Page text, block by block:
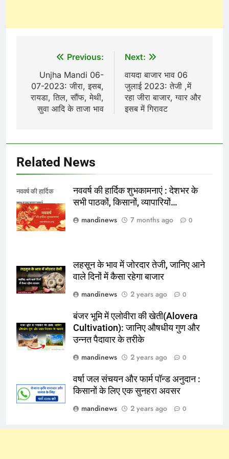
navigation
Previous:
Unjha Mandi 06-
07-2023: जीरा, इसब,
रायडा, तिल, सौंफ, मेथी,
सुवा आदि के ताजा भाव
Next:
वायदा बाजार भाव 06
जुलाई 2023: तेजी ,में
रहा जीरा बाजार, ग्वार और
इसब में गिरावट
Related News
नववर्ष की हार्दिक
शुभकामनाएं
नववर्ष की हार्दिक शुभकामनाएं : देशभर के
सभी पाठकों, किसानों, व्यापारियों…
mandinews
7 months ago 0
लहसून के भाव में जोरदार तेजी, जानिए आने
वाले दिनों में कैसा रहेगा बाजार
mandinews
2 years ago 0
बंजर भूमि में एलोवीरा की खेती(Alovera
Cultivation): जानिए औषधीय गुण और
उन्नत पैदावार के तरीके
mandinews
2 years ago 0
वर्षा जल संचयन और फार्म पॉन्ड अनुदान :
किसानों के लिए एक सुनहरा अवसर
mandinews
2 years ago 0